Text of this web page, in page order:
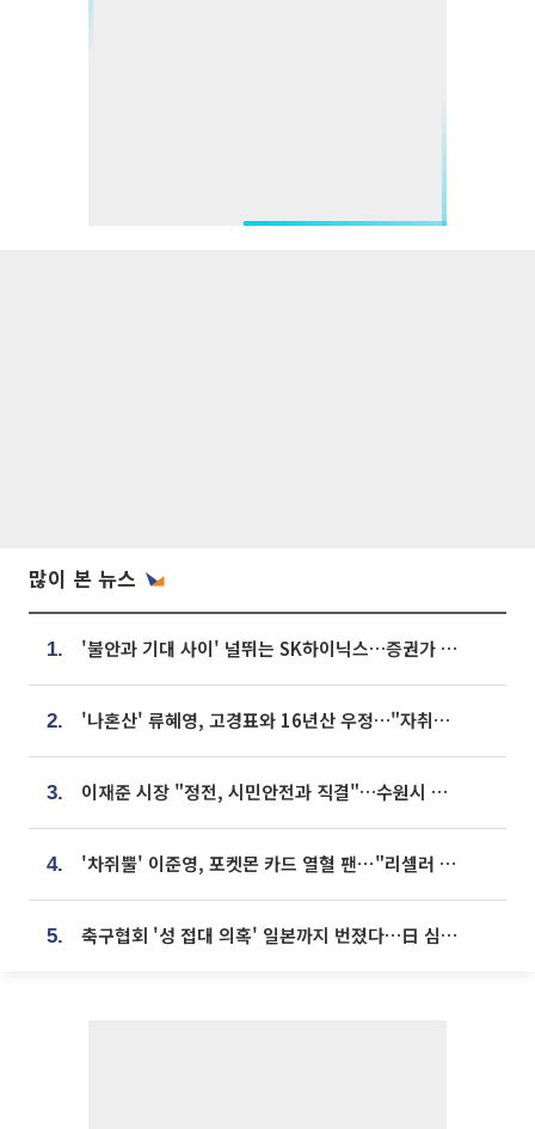
많이 본 뉴스
1. '불안과 기대 사이' 널뛰는 SK하이닉스…증권가 "HBM4·LTA 기반 펀터멘털 견고"
2. '나혼산' 류혜영, 고경표와 16년산 우정…"자취방서 부모님과 마주쳐"
3. 이재준 시장 "정전, 시민안전과 직결"…수원시 비상대응체계 가동
4. '차쥐뿔' 이준영, 포켓몬 카드 열혈 팬⋯"리셀러 처단할 것"
5. 축구협회 '성 접대 의혹' 일본까지 번졌다…日 심판 실명 공개